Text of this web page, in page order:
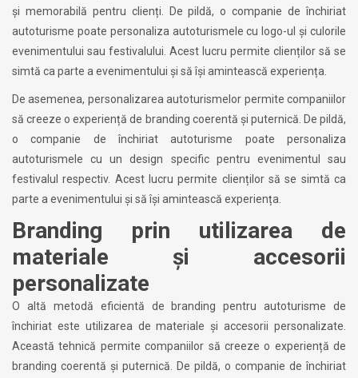
și memorabilă pentru clienți. De pildă, o companie de închiriat
autoturisme poate personaliza autoturismele cu logo-ul și culorile
evenimentului sau festivalului. Acest lucru permite clienților să se
simtă ca parte a evenimentului și să își amintească experiența.
De asemenea, personalizarea autoturismelor permite companiilor
să creeze o experiență de branding coerentă și puternică. De pildă,
o companie de închiriat autoturisme poate personaliza
autoturismele cu un design specific pentru evenimentul sau
festivalul respectiv. Acest lucru permite clienților să se simtă ca
parte a evenimentului și să își amintească experiența.
Branding prin utilizarea de
materiale și accesorii
personalizate
O altă metodă eficientă de branding pentru autoturisme de
închiriat este utilizarea de materiale și accesorii personalizate.
Această tehnică permite companiilor să creeze o experiență de
branding coerentă și puternică. De pildă, o companie de închiriat